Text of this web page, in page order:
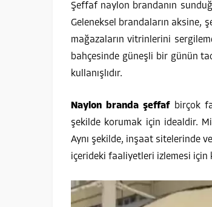
Şeffaf naylon brandanın
Geleneksel brandaların aksine,
mağazaların vitrinlerini
bahçesinde güneşli bir günün
kullanışlıdır.
Naylon branda şeffafbirçok
şekilde korumak için idealdir.
Aynı şekilde, inşaat sitelerinde
içerideki faaliyetleri izlemesi için